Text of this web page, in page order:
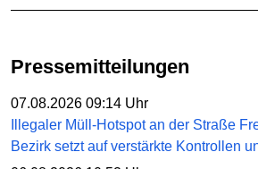
Pressemitteilungen
07.08.2026 09:14 Uhr
Illegaler Müll-Hotspot an der Straße
Bezirk setzt auf verstärkte Kontrollen